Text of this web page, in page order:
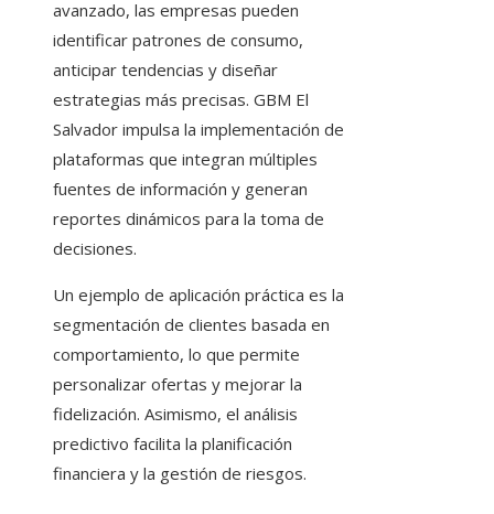
avanzado, las empresas pueden
identificar patrones de consumo,
anticipar tendencias y diseñar
estrategias más precisas. GBM El
Salvador impulsa la implementación de
plataformas que integran múltiples
fuentes de información y generan
reportes dinámicos para la toma de
decisiones.
Un ejemplo de aplicación práctica es la
segmentación de clientes basada en
comportamiento, lo que permite
personalizar ofertas y mejorar la
fidelización. Asimismo, el análisis
predictivo facilita la planificación
financiera y la gestión de riesgos.